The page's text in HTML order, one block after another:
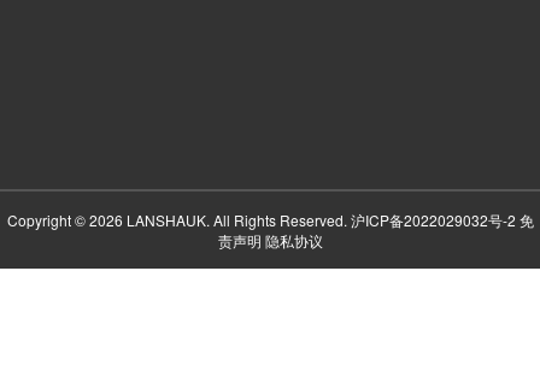
Copyright © 2026 LANSHAUK. All Rights Reserved. 沪ICP备2022029032号-2 免
责声明 隐私协议